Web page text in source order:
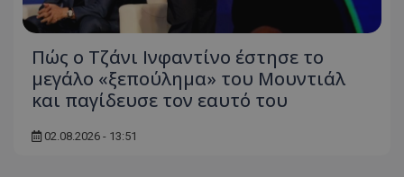
Πώς ο Τζάνι Ινφαντίνο έστησε το
μεγάλο «ξεπούλημα» του Μουντιάλ
και παγίδευσε τον εαυτό του
02.08.2026 - 13:51